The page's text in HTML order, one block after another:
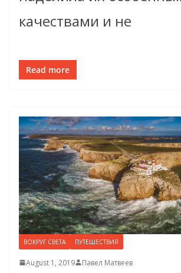
качествами и не
Read more
ВОКРУГ СВЕТА ПУТЕШЕСТВИЯ
August 1, 2019 Павел Матвеев